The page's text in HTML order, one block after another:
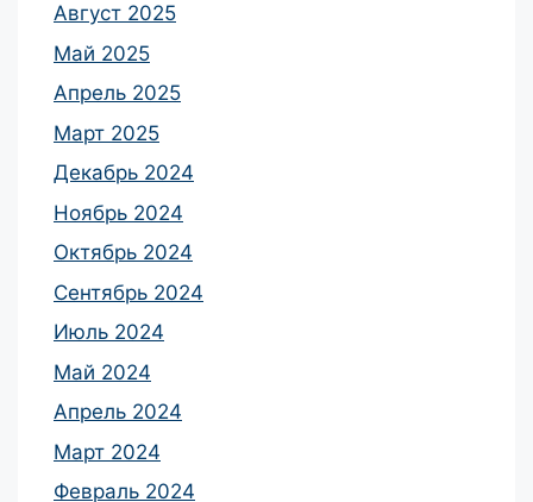
Август 2025
Май 2025
Апрель 2025
Март 2025
Декабрь 2024
Ноябрь 2024
Октябрь 2024
Сентябрь 2024
Июль 2024
Май 2024
Апрель 2024
Март 2024
Февраль 2024